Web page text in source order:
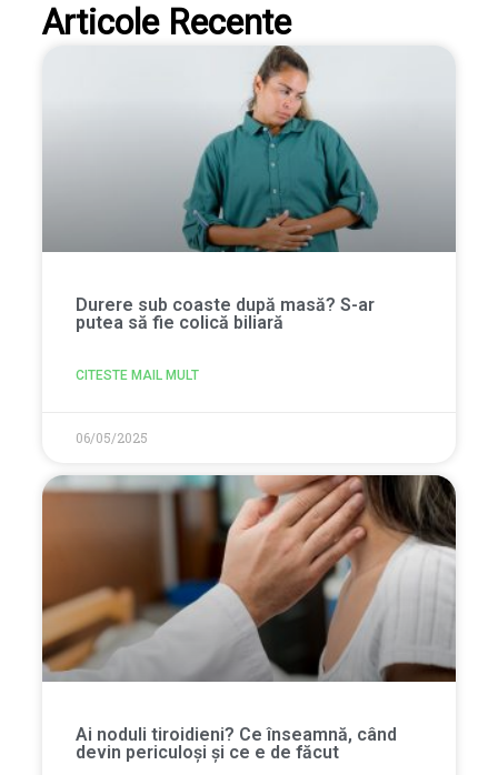
Articole Recente
Durere sub coaste după masă? S-ar
putea să fie colică biliară
CITESTE MAIL MULT
06/05/2025
Ai noduli tiroidieni? Ce înseamnă, când
devin periculoși și ce e de făcut